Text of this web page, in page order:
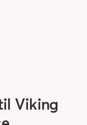
Viking